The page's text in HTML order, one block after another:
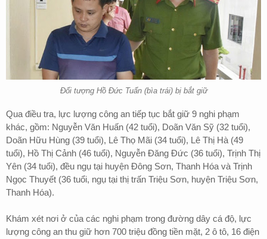
Đối tượng Hồ Đức Tuấn (bìa trái) bị bắt giữ
Qua điều tra, lực lượng công an tiếp tục bắt giữ 9 nghi phạm
khác, gồm: Nguyễn Văn Huấn (42 tuổi), Doãn Văn Sỹ (32 tuổi),
Doãn Hữu Hùng (39 tuổi), Lê Thọ Mãi (34 tuổi), Lê Thị Hà (49
tuổi), Hồ Thị Cảnh (46 tuổi), Nguyễn Đăng Đức (36 tuổi), Trịnh Thị
Yên (34 tuổi), đều ngụ tại huyện Đông Sơn, Thanh Hóa và Trịnh
Ngọc Thuyết (36 tuổi, ngụ tại thị trấn Triệu Sơn, huyện Triệu Sơn,
Thanh Hóa).
Khám xét nơi ở của các nghi phạm trong đường dây cá độ, lực
lượng công an thu giữ hơn 700 triệu đồng tiền mặt, 2 ô tô, 16 điện